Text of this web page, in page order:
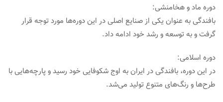
دوره ماد و هخامنشی:
بافندگی به عنوان یکی از صنایع اصلی در این دوره‌ها مورد توجه قرار
گرفت و به توسعه و رشد خود ادامه داد.
دوره اسلامی:
در این دوره، بافندگی در ایران به اوج شکوفایی خود رسید و پارچه‌هایی با
طرح‌ها و رنگ‌های متنوع تولید می‌شد.